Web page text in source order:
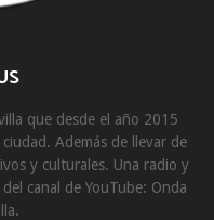
que desde el año 2015
Además de llevar de
y culturales. Una radio y
canal de YouTube: Onda